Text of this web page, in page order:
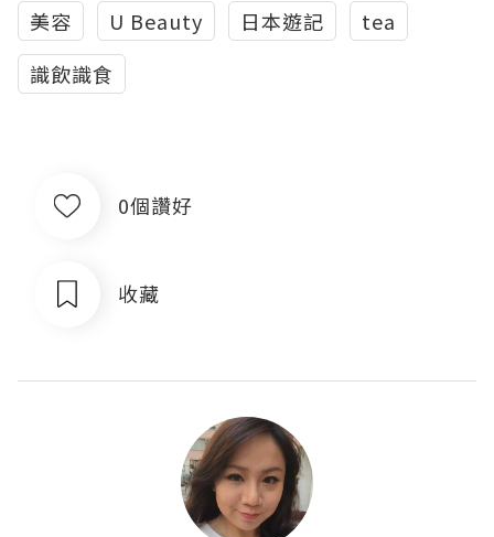
美容
U Beauty 日本遊記
tea
識飲識食
0個讚好
收藏